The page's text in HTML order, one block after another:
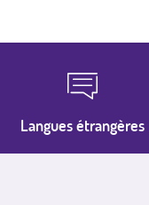
Langues étrangères